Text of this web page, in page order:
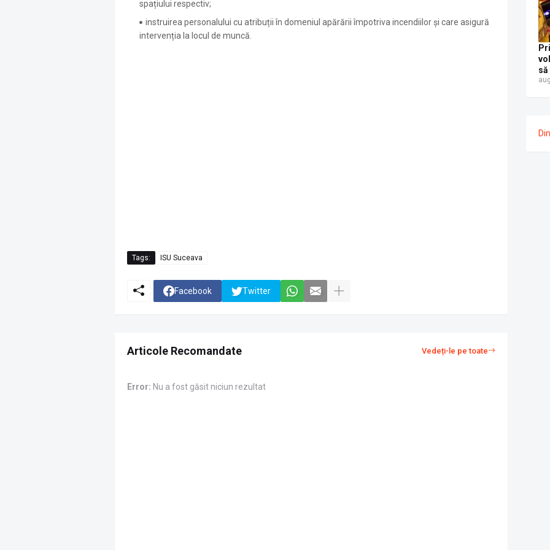
spațiului respectiv;
instruirea personalului cu atribuții în domeniul apărării împotriva incendiilor și care asigură
intervenția la locul de muncă.
Tags: ISU Suceava
Facebook Twitter
Articole Recomandate Vedeți-le pe toate
Error: Nu a fost găsit niciun rezultat
să